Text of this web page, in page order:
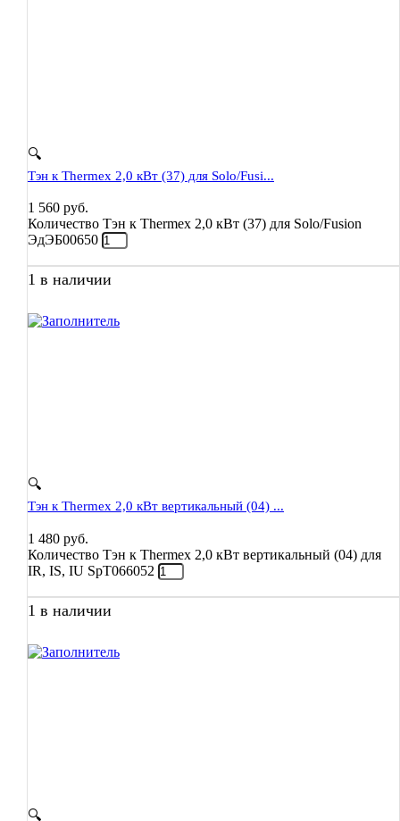
🔍
Тэн к Thermex 2,0 кВт (37) для Solo/Fusi...
1 560 руб.
Количество Тэн к Thermex 2,0 кВт (37) для Solo/Fusion
ЭдЭБ00650
1 в наличии
🔍
Тэн к Thermex 2,0 кВт вертикальный (04) ...
1 480 руб.
Количество Тэн к Thermex 2,0 кВт вертикальный (04) для
IR, IS, IU SpT066052
1 в наличии
🔍